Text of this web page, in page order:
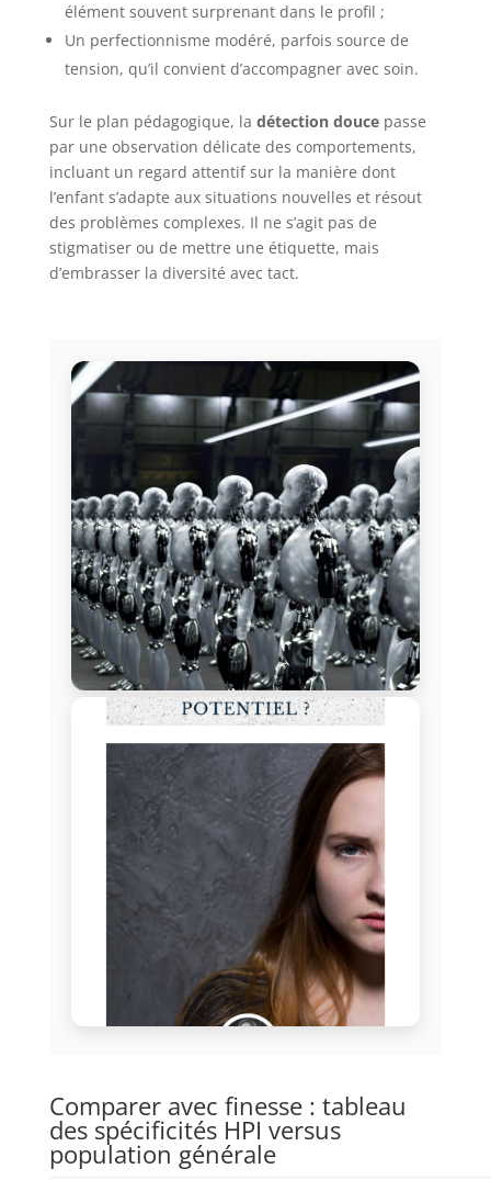
élément souvent surprenant dans le profil ;
Un perfectionnisme modéré, parfois source de
tension, qu’il convient d’accompagner avec soin.
Sur le plan pédagogique, la détection doucepasse
par une observation délicate des comportements,
incluant un regard attentif sur la manière dont
l’enfant s’adapte aux situations nouvelles et résout
des problèmes complexes. Il ne s’agit pas de
stigmatiser ou de mettre une étiquette, mais
d’embrasser la diversité avec tact.
Comparer avec finesse : tableau
des spécificités HPI versus
population générale